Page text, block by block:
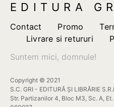
alese
pagina
produsului.
EDITURA
Contact Promo
Livrare si retururi
Suntem mici, domnule!
Copyright © 2021
S.C. GRI - EDITURĂ ȘI LIBRĂRIE
Str. Partizanilor 4, Bloc M3, Sc. A,